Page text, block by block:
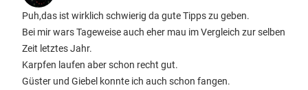
Puh,das ist wirklich schwierig da gute Tipps zu geben.
Bei mir wars Tageweise auch eher mau im Vergleich zur selben
Zeit letztes Jahr.
Karpfen laufen aber schon recht gut.
Güster und Giebel konnte ich auch schon fangen.